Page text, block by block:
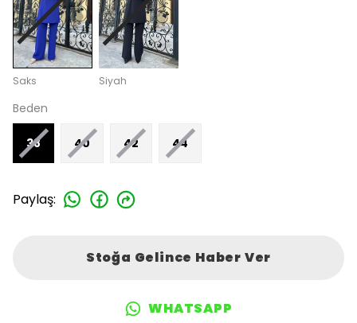
Saks Siyah
Beden
38 40 42 44
Paylaş:
Stoğa Gelince Haber Ver
WHATSAPP